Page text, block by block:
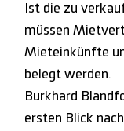
Ist die zu
müssen
Mieteinkünfte
belegt werden.
Burkhard
ersten Blick